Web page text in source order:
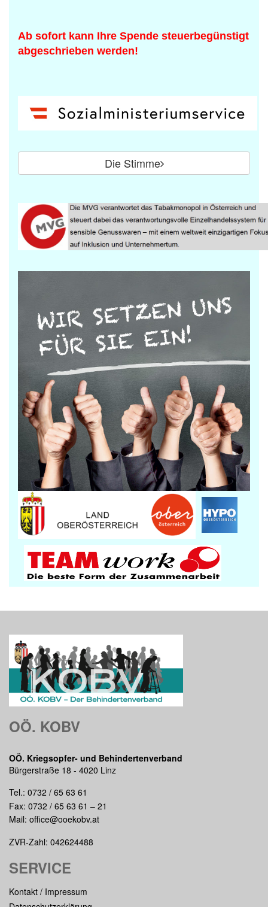
Ab sofort kann Ihre Spende steuerbegünstigt
abgeschrieben werden!
Die Stimme
OÖ. KOBV
OÖ. Kriegsopfer- und Behindertenverband
Bürgerstraße 18 - 4020 Linz
Tel.: 0732 / 65 63 61
Fax: 0732 / 65 63 61 – 21
Mail: office@ooekobv.at
ZVR-Zahl: 042624488
SERVICE
Kontakt / Impressum